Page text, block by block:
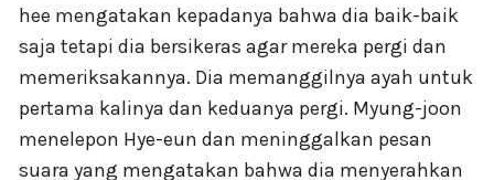
hee mengatakan kepadanya bahwa dia baik-baik
saja tetapi dia bersikeras agar mereka pergi dan
memeriksakannya. Dia memanggilnya ayah untuk
pertama kalinya dan keduanya pergi. Myung-joon
menelepon Hye-eun dan meninggalkan pesan
suara yang mengatakan bahwa dia menyerahkan